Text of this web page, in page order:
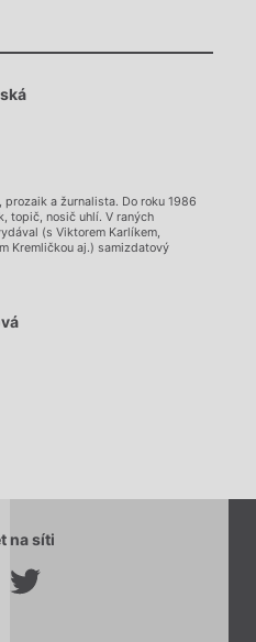
se.
se.
prozaik a žurnalista. Do roku 1986
topič, nosič uhlí. V raných
(s Viktorem Karlíkem,
Kremličkou aj.) samizdatový
na síti